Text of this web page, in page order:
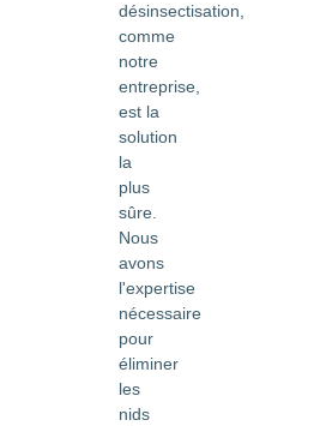
désinsectisation,
comme
notre
entreprise,
est la
solution
la
plus
sûre.
Nous
avons
l'expertise
nécessaire
pour
éliminer
les
nids